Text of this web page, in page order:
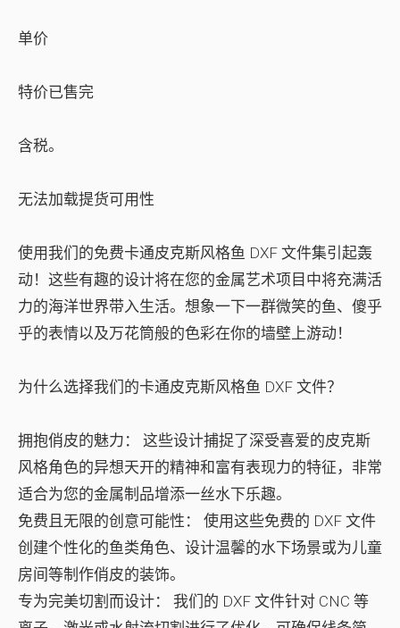
单价
特价已售完
含税。
无法加载提货可用性
使用我们的免费卡通皮克斯风格鱼 DXF 文件集引起轰
动！这些有趣的设计将在您的金属艺术项目中将充满活
力的海洋世界带入生活。想象一下一群微笑的鱼、傻乎
乎的表情以及万花筒般的色彩在你的墙壁上游动！
为什么选择我们的卡通皮克斯风格鱼 DXF 文件？
拥抱俏皮的魅力：
这些设计捕捉了深受喜爱的皮克斯
风格角色的异想天开的精神和富有表现力的特征，非常
适合为您的金属制品增添一丝水下乐趣。
免费且无限的创意可能性：
使用这些免费的 DXF 文件
创建个性化的鱼类角色、设计温馨的水下场景或为儿童
房间等制作俏皮的装饰。
专为完美切割而设计：
我们的 DXF 文件针对 CNC 等